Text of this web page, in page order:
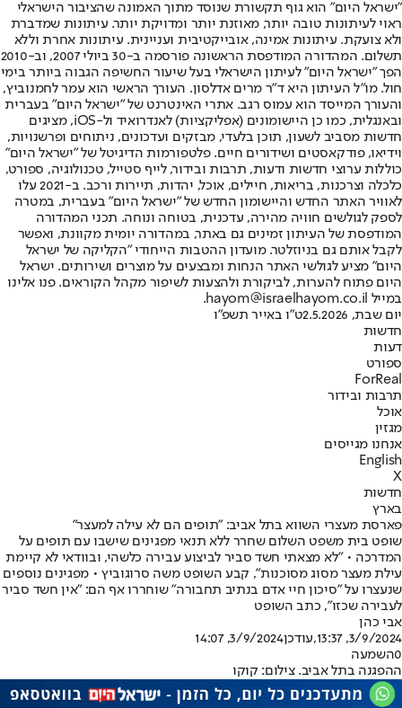
"ישראל היום" הוא גוף תקשורת שנוסד מתוך האמונה שהציבור הישראלי
ראוי לעיתונות טובה יותר, מאוזנת יותר ומדויקת יותר. עיתונות שמדברת
ולא צועקת. עיתונות אמינה, אובייקטיבית ועניינית. עיתונות אחרת וללא
תשלום. המהדורה המודפסת הראשונה פורסמה ב-30 ביולי 2007, וב-2010
הפך "ישראל היום" לעיתון הישראלי בעל שיעור החשיפה הגבוה ביותר בימי
חול. מו"ל העיתון היא ד"ר מרים אדלסון. העורך הראשי הוא עמר לחמנוביץ,
והעורך המייסד הוא עמוס רגב. אתרי האינטרנט של "ישראל היום" בעברית
ובאנגלית, כמו כן היישומונים (אפליקציות) לאנדרואיד ול-iOS, מציגים
חדשות מסביב לשעון, תוכן בלעדי, מבזקים ועדכונים, ניתוחים ופרשנויות,
וידיאו, פודקאסטים ושידורים חיים. פלטפורמות הדיגיטל של "ישראל היום"
כוללות ערוצי חדשות ודעות, תרבות ובידור, לייף סטייל, טכנולוגיה, ספורט,
כלכלה וצרכנות, בריאות, חיילים, אוכל, יהדות, תיירות ורכב. ב-2021 עלו
לאוויר האתר החדש והיישומון החדש של "ישראל היום" בעברית, במטרה
לספק לגולשים חוויה מהירה, עדכנית, בטוחה ונוחה. תכני המהדורה
המודפסת של העיתון זמינים גם באתר, במהדורה יומית מקוונת, ואפשר
לקבל אותם גם בניוזלטר. מועדון ההטבות הייחודי "הקליקה של ישראל
היום" מציע לגולשי האתר הנחות ומבצעים על מוצרים ושירותים. ישראל
היום פתוח להערות, לביקורת ולהצעות לשיפור מקהל הקוראים. פנו אלינו
במייל hayom@israelhayom.co.il.
יום שבת, 2.5.2026
ט"ו באייר תשפ"ו
חדשות
דעות
ספורט
ForReal
תרבות ובידור
אוכל
מגזין
אנחנו מגייסים
English
X
חדשות
בארץ
פארסת מעצרי השווא בתל אביב: "תופים הם לא עילה למעצר"
שופט בית משפט השלום שחרר ללא תנאי מפגינים שישבו עם תופים על
המדרכה • "לא מצאתי חשד סביר לביצוע עבירה כלשהי, ובוודאי לא קיימת
עילת מעצר מסוג מסוכנות", קבע השופט משה סרוגוביץ • מפגינים נוספים
שנעצרו על "סיכון חיי אדם בנתיב תחבורה" שוחררו אף הם: "אין חשד סביר
לעבירה שכזו", כתב השופט
אבי כהן
3/9/2024, 13:37
,עודכן3/9/2024, 14:07
0השמעה
ההפגנה בתל אביב. צילום: קוקו